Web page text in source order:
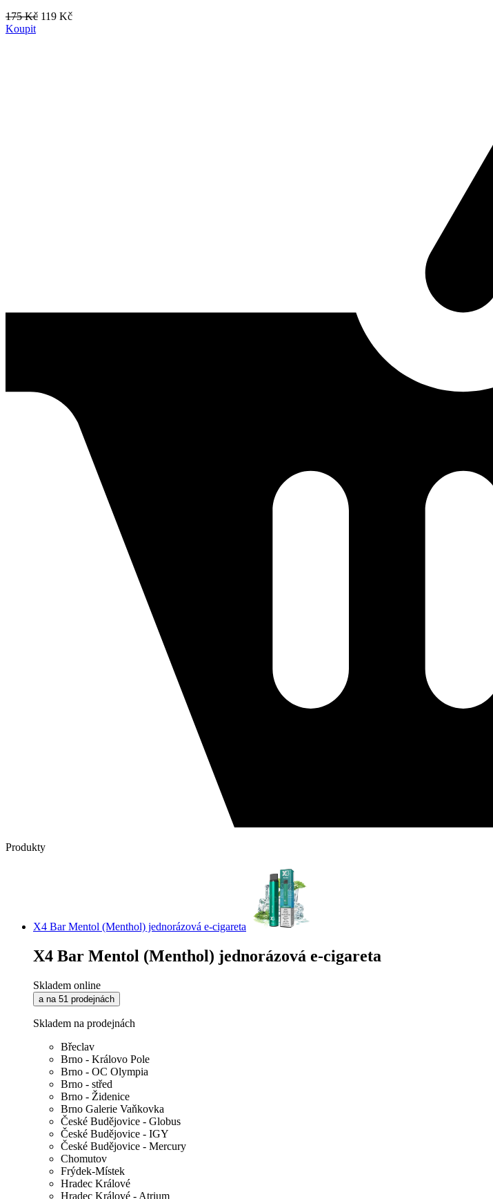
175 Kč 119 Kč
Koupit
Produkty
X4 Bar Mentol (Menthol) jednorázová e-cigareta
X4 Bar Mentol (Menthol) jednorázová e-cigareta
Skladem online
a na 51 prodejnách
Skladem na prodejnách
Břeclav
Brno - Královo Pole
Brno - OC Olympia
Brno - střed
Brno - Židenice
Brno Galerie Vaňkovka
České Budějovice - Globus
České Budějovice - IGY
České Budějovice - Mercury
Chomutov
Frýdek-Místek
Hradec Králové
Hradec Králové - Atrium